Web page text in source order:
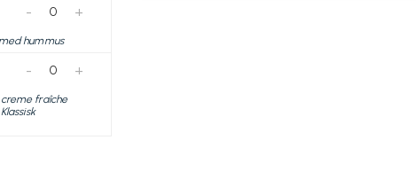
- +
hummus
- +
fraîche